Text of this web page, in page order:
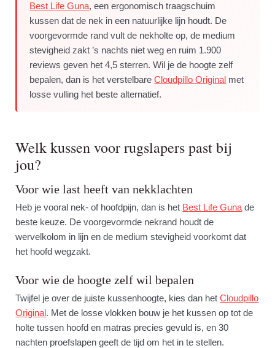
Best Life Guna, een ergonomisch traagschuim
kussen dat de nek in een natuurlijke lijn houdt. De
voorgevormde rand vult de nekholte op, de medium
stevigheid zakt ’s nachts niet weg en ruim 1.900
reviews geven het 4,5 sterren. Wil je de hoogte zelf
bepalen, dan is het verstelbareCloudpillo Original met
losse vulling het beste alternatief.
Welk kussen voor rugslapers past bij
jou?
Voor wie last heeft van nekklachten
Heb je vooral nek- of hoofdpijn, dan is het Best Life Guna de
beste keuze. De voorgevormde nekrand houdt de
wervelkolom in lijn en de medium stevigheid voorkomt dat
het hoofd wegzakt.
Voor wie de hoogte zelf wil bepalen
Twijfel je over de juiste kussenhoogte, kies dan hetCloudpillo
Original. Met de losse vlokken bouw je het kussen op tot de
holte tussen hoofd en matras precies gevuld is, en 30
nachten proefslapen geeft de tijd om het in te stellen.